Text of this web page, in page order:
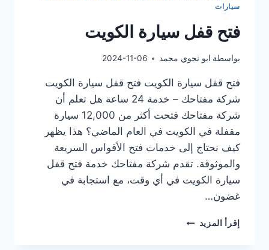
سيارات
فتح قفل سيارة الكويت
بواسطة ابو نجوي محمد 2024-11-06
فتح قفل سيارة الكويت فتح قفل سيارة الكويت
شركة مفتاحك – خدمة 24 ساعة هل تعلم أن
شركة مفتاحك فتحت أكثر من 12,000 سيارة
مقفلة في الكويت في العام الماضي؟ هذا يظهر
كيف نحتاج إلى خدمات فتح الأقواس السريعة
والموثوقة. تقدم شركة مفتاحك خدمة فتح قفل
سيارة الكويت في أي وقت، مع استجابة في
غضون…
إقرأ المزيد فتح